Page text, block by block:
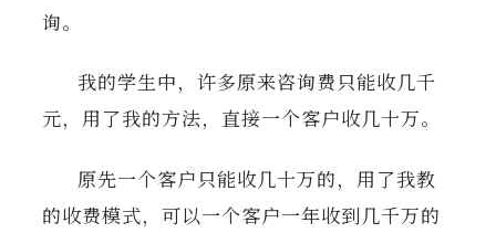
询。
我的学生中，许多原来咨询费只能收几千
元，用了我的方法，直接一个客户收几十万。
原先一个客户只能收几十万的，用了我教
的收费模式，可以一个客户一年收到几千万的